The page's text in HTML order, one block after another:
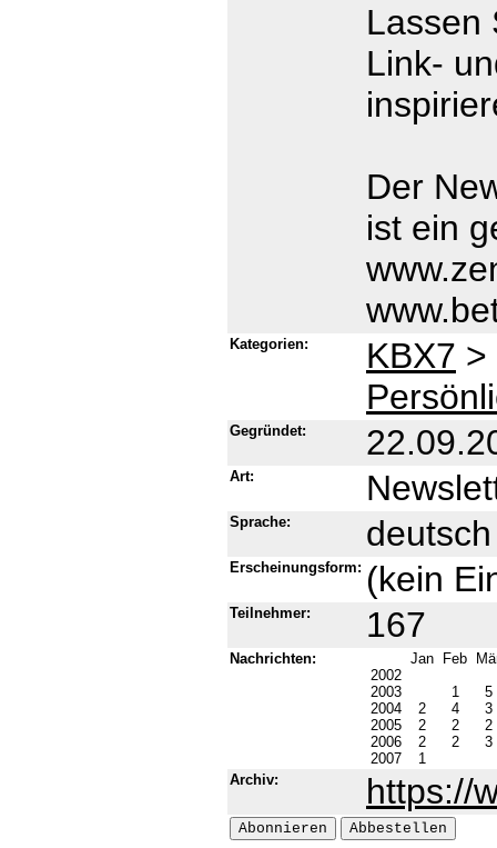
Lassen
Link-
Der
ist ein
Kategorien: KBX7 >
Gegründet:
Art:
Sprache: deutsch
Erscheinungsform: (kein
Teilnehmer: 167
Nachrichten: Jan Feb
2002
2003
1
5
2004
2 4
3
2005
2 2
2
2006
2 2
3
2007
1
Archiv:
https://